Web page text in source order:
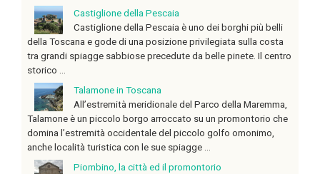
Castiglione della Pescaia
Castiglione della Pescaia è uno dei borghi più belli
della Toscana e gode di una posizione privilegiata sulla costa
tra grandi spiagge sabbiose precedute da belle pinete. Il centro
storico ...
Talamone in Toscana
All’estremità meridionale del Parco della Maremma,
Talamone è un piccolo borgo arroccato su un promontorio che
domina l’estremità occidentale del piccolo golfo omonimo,
anche località turistica con le sue spiagge ...
Piombino, la città ed il promontorio